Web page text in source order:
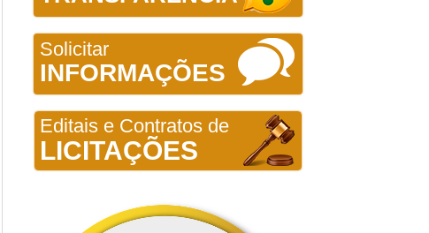
Solicitar
INFORMAÇÕES
Editais e Contratos de
LICITAÇÕES